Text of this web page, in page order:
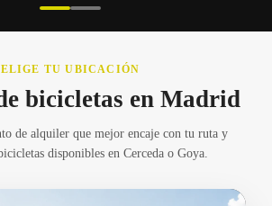
ELIGE TU UBICACIÓN
bicicletas en Madrid
de alquiler que mejor encaje con tu ruta y
disponibles en Cerceda o Goya.